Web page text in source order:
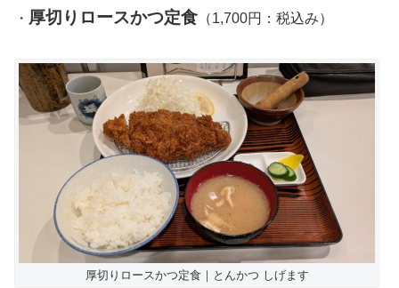
・ 厚切りロースかつ定食 （1,700円：税込み）
厚切りロースかつ定食｜とんかつ しげます